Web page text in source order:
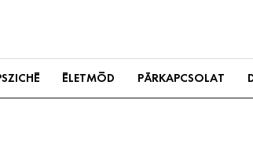
ÉLETMÓD PÁRKAPCSOLAT